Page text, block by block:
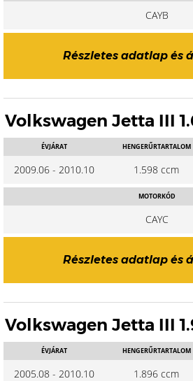
CAYB
Részletes adatlap és
Volkswagen Jetta III
ÉVJÁRAT
2009.06 - 2010.10
HENGERŰRTARTALOM
1.598 ccm
MOTORKÓD
CAYC
Részletes adatlap és
Volkswagen Jetta III
ÉVJÁRAT
2005.08 - 2010.10
HENGERŰRTARTALOM
1.896 ccm